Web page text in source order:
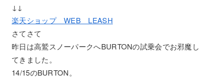
↓↓
楽天ショップ WEB LEASH
さてさて
昨日は高鷲スノーパークへBURTONの試乗会でお邪魔し
てきました。
14/15のBURTON。